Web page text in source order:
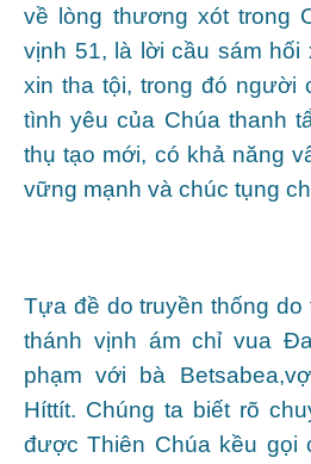
về lòng thương xót trong
vịnh 51, là lời cầu sám hối
xin tha tội, trong đó người
tình yêu của Chúa thanh
thụ tạo mới, có khả năng
vững mạnh và chúc tụng
Tựa đề do truyền thống
thánh vịnh ám chỉ vua
phạm với bà
Híttít. Chúng ta biết rõ
được Thiên Chúa kều gọi